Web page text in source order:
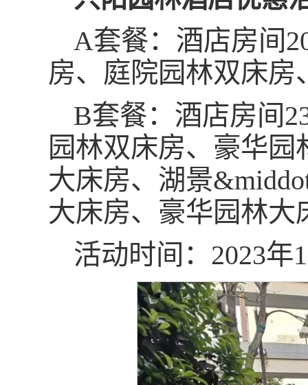
A套餐：酒店房间
房、庭院园林双床
B套餐：酒店房间
园林双床房、豪华
大床房、湖景
大床房、豪华园林大
活动时间：2023